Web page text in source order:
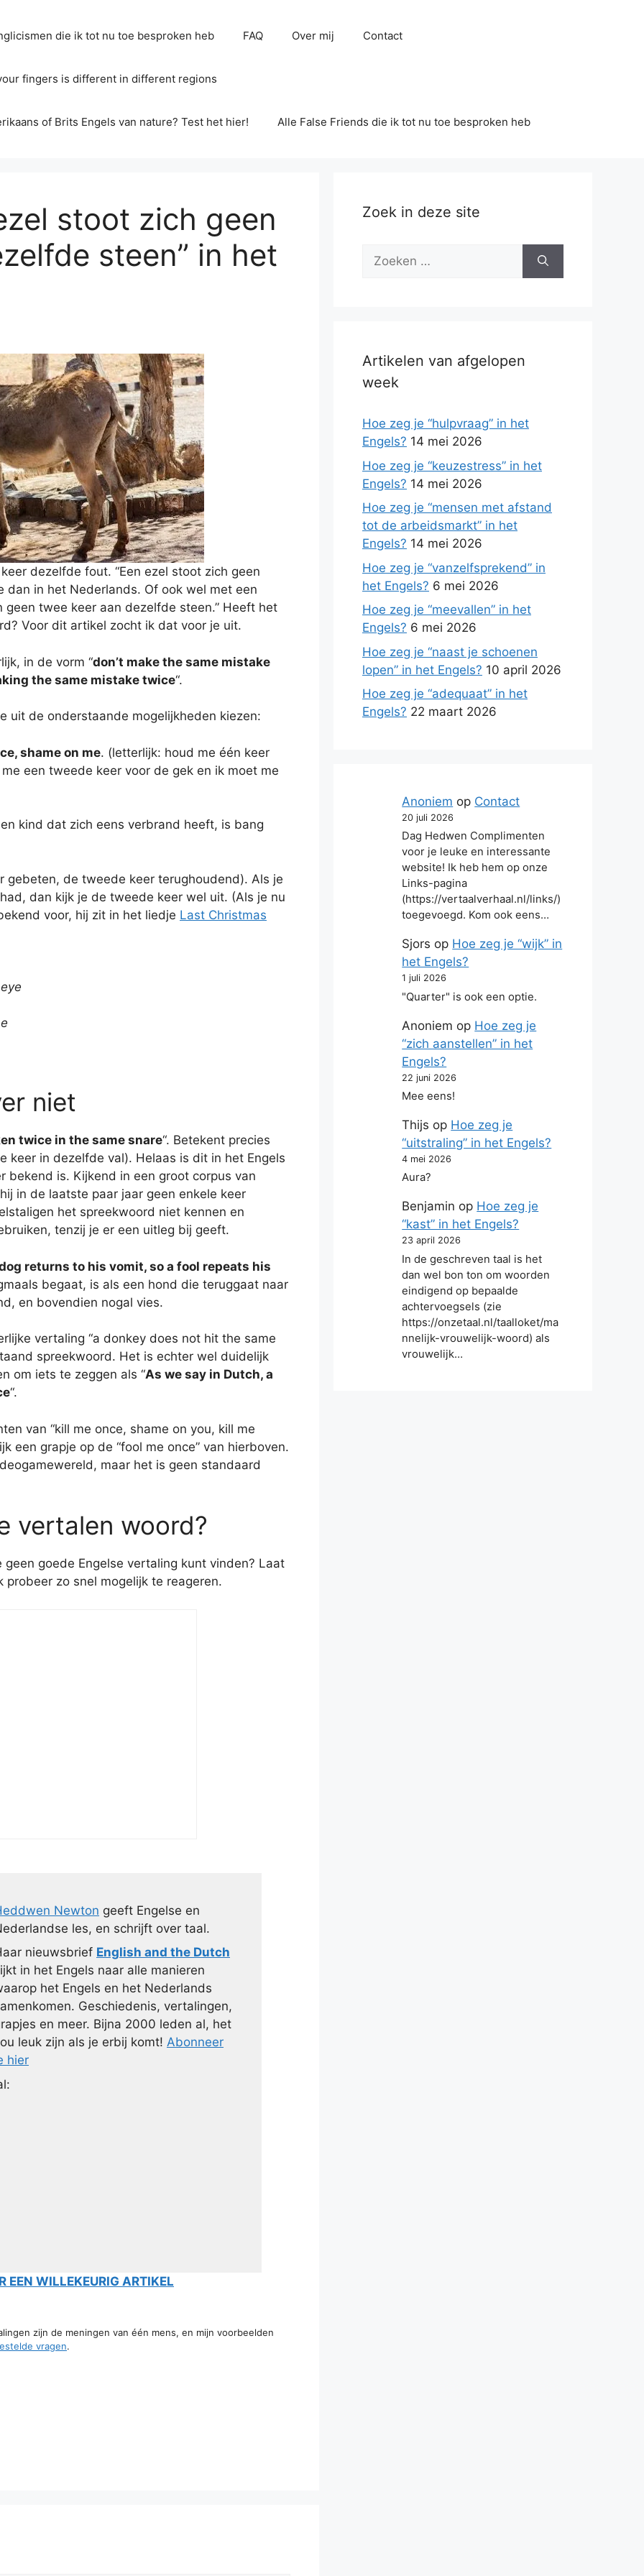
die ik tot nu toe besproken heb FAQ Over mij Contact
fingers is different in different regions
of Brits Engels van nature? Test het hier! Alle False Friends die ik tot nu toe besproken heb
stoot zich geen
steen” in het
dezelfde fout. “Een ezel stoot zich geen
dan in het Nederlands. Of ook wel met een
geen twee keer aan dezelfde steen.” Heeft het
Voor dit artikel zocht ik dat voor je uit.
in de vorm “don’t make the same mistake
the same mistake twice“.
uit de onderstaande mogelijkheden kiezen:
shame on me. (letterlijk: houd me één keer
een tweede keer voor de gek en ik moet me
kind dat zich eens verbrand heeft, is bang
gebeten, de tweede keer terughoudend). Als je
dan kijk je de tweede keer wel uit. (Als je nu
voor, hij zit in het liedje Last Christmas
niet
twice in the same snare“. Betekent precies
in dezelfde val). Helaas is dit in het Engels
is. Kijkend in een groot corpus van
in de laatste paar jaar geen enkele keer
het spreekwoord niet kennen en
tenzij je er een uitleg bij geeft.
returns to his vomit, so a fool repeats his
begaat, is als een hond die teruggaat naar
en bovendien nogal vies.
vertaling “a donkey does not hit the same
spreekwoord. Het is echter wel duidelijk
om iets te zeggen als “As we say in Dutch, a
“.
van “kill me once, shame on you, kill me
een grapje op de “fool me once” van hierboven.
maar het is geen standaard
vertalen woord?
goede Engelse vertaling kunt vinden? Laat
probeer zo snel mogelijk te reageren.
Newton geeft Engelse en
les, en schrijft over taal.
nieuwsbrief English and the Dutch
in het Engels naar alle manieren
het Engels en het Nederlands
Geschiedenis, vertalingen,
en meer. Bijna 2000 leden al, het
leuk zijn als je erbij komt! Abonneer
hier
EEN WILLEKEURIG ARTIKEL
zijn de meningen van één mens, en mijn voorbeelden
vragen.
Zoek in deze site
Zoek
Artikelen van afgelopen
week
Hoe zeg je “hulpvraag” in het
Engels? 14 mei 2026
Hoe zeg je “keuzestress” in het
Engels? 14 mei 2026
Hoe zeg je “mensen met afstand
tot de arbeidsmarkt” in het
Engels? 14 mei 2026
Hoe zeg je “vanzelfsprekend” in
het Engels? 6 mei 2026
Hoe zeg je “meevallen” in het
Engels? 6 mei 2026
Hoe zeg je “naast je schoenen
lopen” in het Engels? 10 april 2026
Hoe zeg je “adequaat” in het
Engels? 22 maart 2026
Anoniem op Contact
20 juli 2026
Dag Hedwen Complimenten
voor je leuke en interessante
website! Ik heb hem op onze
Links-pagina
(https://vertaalverhaal.nl/links/)
toegevoegd. Kom ook eens…
Sjors op Hoe zeg je “wijk” in
het Engels?
1 juli 2026
"Quarter" is ook een optie.
Anoniem op Hoe zeg je
“zich aanstellen” in het
Engels?
22 juni 2026
Mee eens!
Thijs op Hoe zeg je
“uitstraling” in het Engels?
4 mei 2026
Aura?
Benjamin op Hoe zeg je
“kast” in het Engels?
23 april 2026
In de geschreven taal is het
dan wel bon ton om woorden
eindigend op bepaalde
achtervoegsels (zie
https://onzetaal.nl/taalloket/ma
nnelijk-vrouwelijk-woord) als
vrouwelijk…